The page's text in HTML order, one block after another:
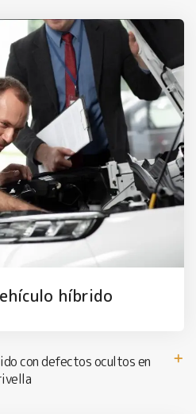
híbrido
con defectos ocultos en